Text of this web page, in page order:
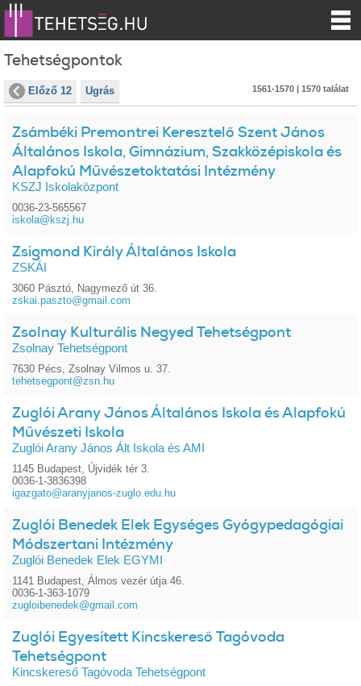
Tehetségpontok
Előző 12 Ugrás 1561-1570 | 1570 találat
Zsámbéki Premontrei Keresztelő Szent János
Általános Iskola, Gimnázium, Szakközépiskola és
Alapfokú Művészetoktatási Intézmény
KSZJ Iskolaközpont
0036-23-565567
iskola@kszj.hu
Zsigmond Király Általános Iskola
ZSKÁI
3060 Pásztó, Nagymező út 36.
zskai.paszto@gmail.com
Zsolnay Kulturális Negyed Tehetségpont
Zsolnay Tehetségpont
7630 Pécs, Zsolnay Vilmos u. 37.
tehetsegpont@zsn.hu
Zuglói Arany János Általános Iskola és Alapfokú
Művészeti Iskola
Zuglói Arany János Ált Iskola és AMI
1145 Budapest, Újvidék tér 3.
0036-1-3836398
igazgato@aranyjanos-zuglo.edu.hu
Zuglói Benedek Elek Egységes Gyógypedagógiai
Módszertani Intézmény
Zuglói Benedek Elek EGYMI
1141 Budapest, Álmos vezér útja 46.
0036-1-363-1079
zugloibenedek@gmail.com
Zuglói Egyesített Kincskereső Tagóvoda
Tehetségpont
Kincskereső Tagóvoda Tehetségpont